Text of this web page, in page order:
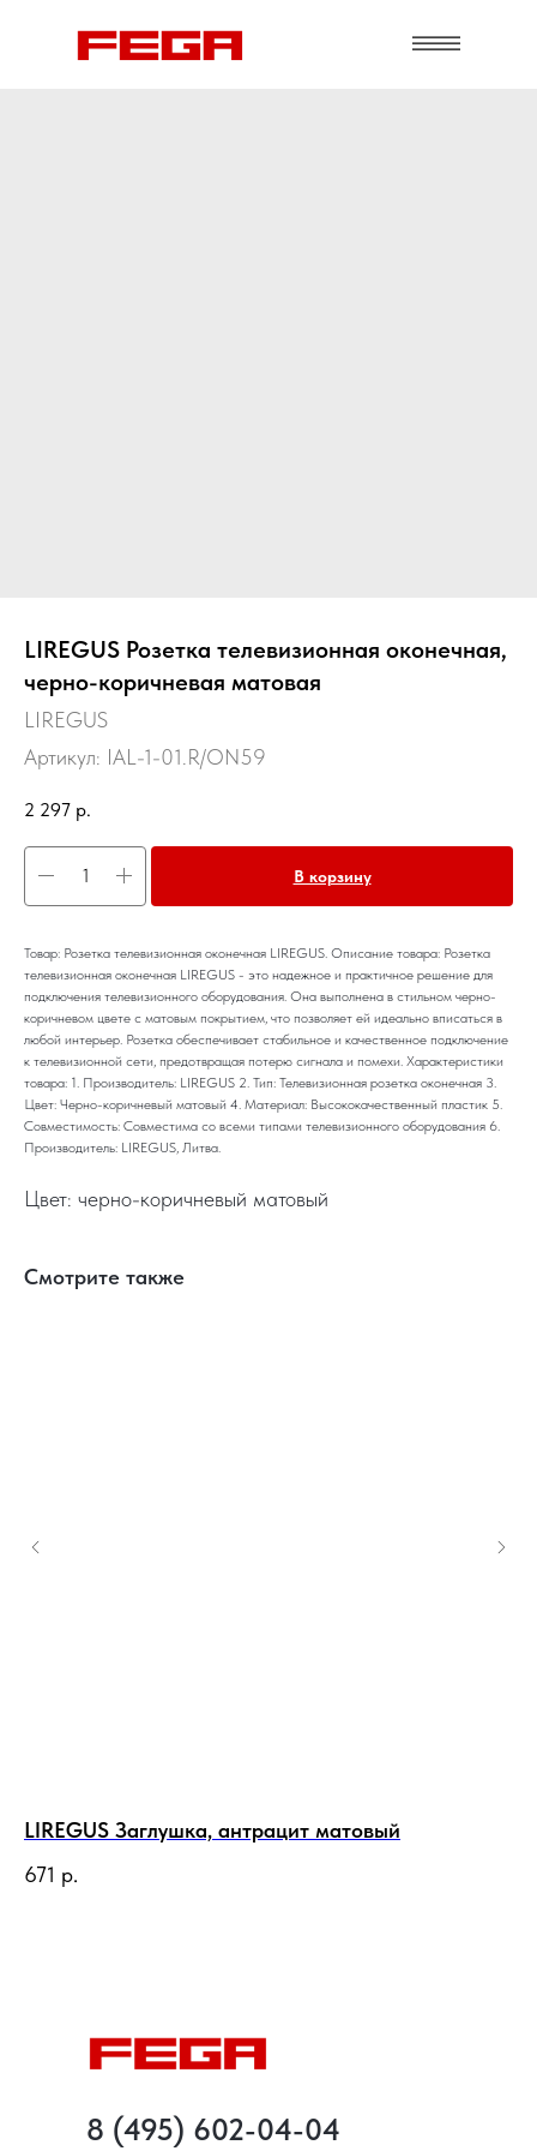
LIREGUS Розетка телевизионная оконечная,
черно-коричневая матовая
LIREGUS
Артикул: IAL-1-01.R/ON59
2 297 р.
В корзину
Товар: Розетка телевизионная оконечная LIREGUS. Описание товара: Розетка
телевизионная оконечная LIREGUS - это надежное и практичное решение для
подключения телевизионного оборудования. Она выполнена в стильном черно-
коричневом цвете с матовым покрытием, что позволяет ей идеально вписаться в
любой интерьер. Розетка обеспечивает стабильное и качественное подключение
к телевизионной сети, предотвращая потерю сигнала и помехи. Характеристики
товара: 1. Производитель: LIREGUS 2. Тип: Телевизионная розетка оконечная 3.
Цвет: Черно-коричневый матовый 4. Материал: Высококачественный пластик 5.
Совместимость: Совместима со всеми типами телевизионного оборудования 6.
Производитель: LIREGUS, Литва.
Цвет: черно-коричневый матовый
Смотрите также
LIREGUS Заглушка, антрацит матовый
671 р.
8 (495) 602-04-04